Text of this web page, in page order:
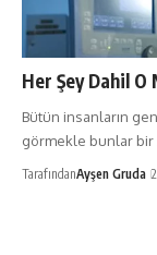
Her Şey Dahil O
Bütün insanların
görmekle bunlar
TarafındanAyşen Gruda